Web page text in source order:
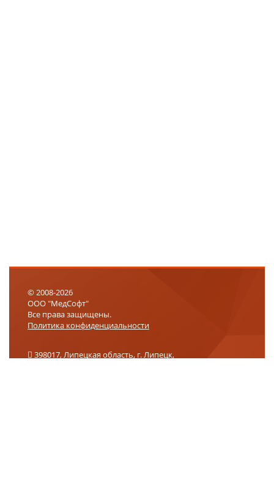
© 2008-2026
ООО "МедСофт"
Все права защищены.
Политика конфиденциальности
398017, Липецкая область, г. Липецк,